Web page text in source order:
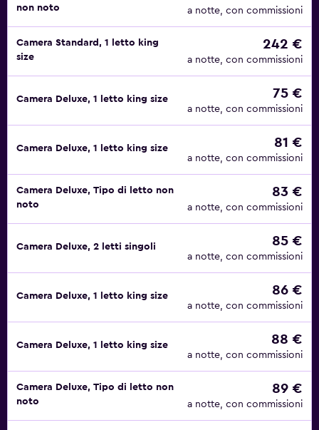
non noto
a notte, con commissioni
Camera Standard, 1 letto king
size
242 €
a notte, con commissioni
Camera Deluxe, 1 letto king size 75 €
a notte, con commissioni
Camera Deluxe, 1 letto king size 81 €
a notte, con commissioni
Camera Deluxe, Tipo di letto non
noto
83 €
a notte, con commissioni
Camera Deluxe, 2 letti singoli 85 €
a notte, con commissioni
Camera Deluxe, 1 letto king size 86 €
a notte, con commissioni
Camera Deluxe, 1 letto king size 88 €
a notte, con commissioni
Camera Deluxe, Tipo di letto non
noto
89 €
a notte, con commissioni